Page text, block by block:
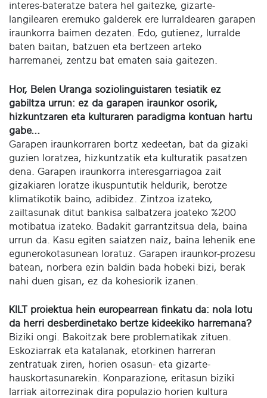
interes-bateratze batera hel gaitezke, gizarte-
langilearen eremuko galderek ere lurraldearen garapen
iraunkorra baimen dezaten. Edo, gutienez, lurralde
baten baitan, batzuen eta bertzeen arteko
harremanei, zentzu bat ematen saia gaitezen.
Hor, Belen Uranga soziolinguistaren tesiatik ez
gabiltza urrun: ez da garapen iraunkor osorik,
hizkuntzaren eta kulturaren paradigma kontuan hartu
gabe...
Garapen iraunkorraren bortz xedeetan, bat da gizaki
guzien loratzea, hizkuntzatik eta kulturatik pasatzen
dena. Garapen iraunkorra interesgarriagoa zait
gizakiaren loratze ikuspuntutik heldurik, berotze
klimatikotik baino, adibidez. Zintzoa izateko,
zailtasunak ditut bankisa salbatzera joateko %200
motibatua izateko. Badakit garrantzitsua dela, baina
urrun da. Kasu egiten saiatzen naiz, baina lehenik ene
egunerokotasunean loratuz. Garapen iraunkor-prozesu
batean, norbera ezin baldin bada hobeki bizi, berak
nahi duen gisan, ez da kohesiorik izanen.
KILT proiektua hein europearrean finkatu da: nola lotu
da herri desberdinetako bertze kideekiko harremana?
Biziki ongi. Bakoitzak bere problematikak zituen.
Eskoziarrak eta katalanak, etorkinen harreran
zentratuak ziren, horien osasun- eta gizarte-
hauskortasunarekin. Konparazione, eritasun biziki
larriak aitorrezinak dira populazio horien kultura